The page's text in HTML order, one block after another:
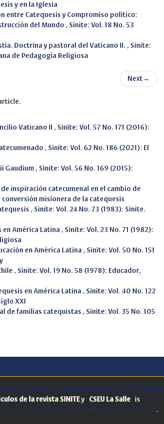
y en la Iglesia
entre Catequesis y Compromiso político:
del Mundo , Sinite: Vol. 18 No. 53
Doctrina y pastoral del Vaticano II. , Sinite:
de Pedagogía Religiosa
Next →
Vaticano II , Sinite: Vol. 57 No. 171 (2016):
, Sinite: Vol. 62 No. 186 (2021): El
Gaudium , Sinite: Vol. 56 No. 169 (2015):
inspiración catecumenal en el cambio de
conversión misionera de la catequesis
, Sinite: Vol. 24 No. 73 (1983): Sinite.
América Latina , Sinite: Vol. 23 No. 71 (1982):
en América Latina , Sinite: Vol. 50 No. 151
, Sinite: Vol. 19 No. 58 (1978): Educador,
en América Latina , Sinite: Vol. 40 No. 122
XXI
de familias catequistas , Sinite: Vol. 35 No. 105
de Estudios Universitarios La Salle (CSEULS)
de la revista SINITEy CSEU La Salle is
SinObraDerivada 4.0 Internacional License.